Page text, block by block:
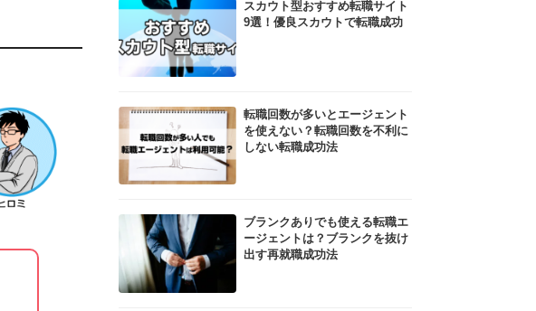
スカウト型おすすめ転職サイト
9選！優良スカウトで転職成功
転職回数が多いとエージェント
を使えない？転職回数を不利に
しない転職成功法
ブランクありでも使える転職エ
ージェントは？ブランクを抜け
出す再就職成功法